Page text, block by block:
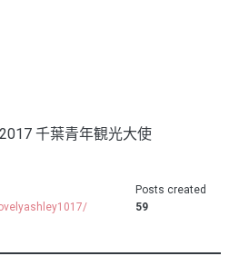
千葉青年観光大使
Posts created
59